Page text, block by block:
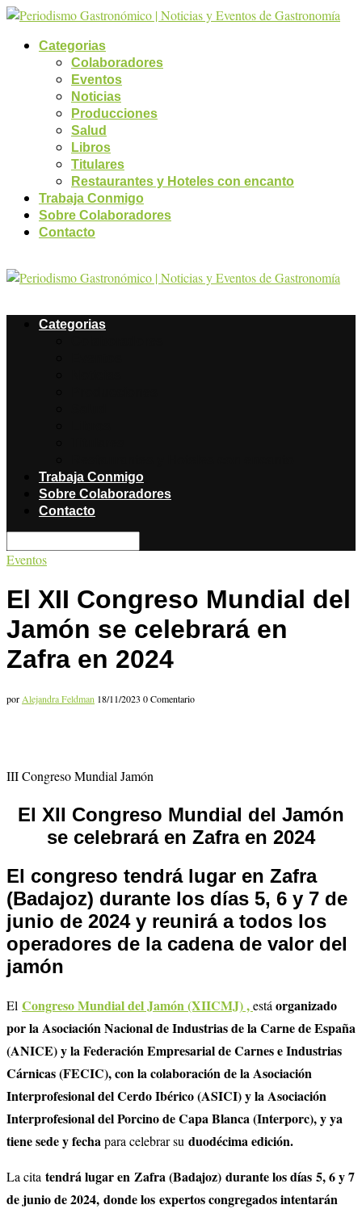
Categorias
Colaboradores
Eventos
Noticias
Producciones
Salud
Libros
Titulares
Restaurantes y Hoteles con encanto
Trabaja Conmigo
Sobre Colaboradores
Contacto
Categorias
Trabaja Conmigo
Sobre Colaboradores
Contacto
Eventos
El XII Congreso Mundial del
Jamón se celebrará en
Zafra en 2024
por Alejandra Feldman 18/11/2023 0 Comentario
III Congreso Mundial Jamón
El XII Congreso Mundial del Jamón
se celebrará en Zafra en 2024
El congreso tendrá lugar en Zafra
(Badajoz) durante los días 5, 6 y 7 de
junio de 2024 y reunirá a todos los
operadores de la cadena de valor del
jamón
El Congreso Mundial del Jamón (XIICMJ) ,está organizado
por la Asociación Nacional de Industrias de la Carne de España
(ANICE) y la Federación Empresarial de Carnes e Industrias
Cárnicas (FECIC), con la colaboración de la Asociación
Interprofesional del Cerdo Ibérico (ASICI) y la Asociación
Interprofesional del Porcino de Capa Blanca (Interporc), y ya
tiene sede y fecha para celebrar su duodécima edición.
La cita tendrá lugar en Zafra (Badajoz) durante los días 5, 6 y 7
de junio de 2024, donde los expertos congregados intentarán